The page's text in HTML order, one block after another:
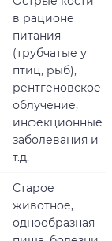
в рационе
питания
(трубчатые у
птиц, рыб),
рентгеновское
облучение,
инфекционные
заболевания и
т.д.
Старое
животное,
однообразная